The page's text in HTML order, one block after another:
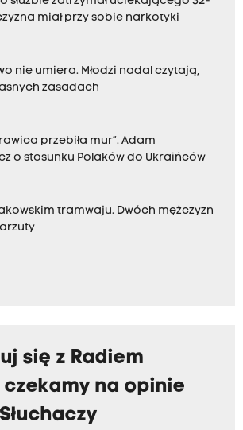
miał przy sobie narkotyki
nie umiera. Młodzi nadal czytają,
zasadach
przebiła mur”. Adam
o stosunku Polaków do Ukraińców
tramwaju. Dwóch mężczyzn
się z Radiem
czekamy na opinie